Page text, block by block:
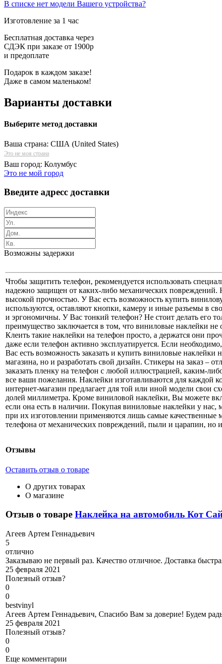
В списке нет модели Вашего устройства?
Изготовление за 1 час
Бесплатная доставка через
СДЭК при заказе от 1900р
и предоплате
Подарок в каждом заказе!
Даже в самом маленьком!
Варианты доставки
Выберите метод доставки
Ваша страна: США (United States)
Это не моя страна
Ваш город: Колумбус
Это не мой город
Введите адресс доставки
Возможны задержки
Чтобы защитить телефон, рекомендуется использовать
надежно защищен от каких-либо механических повреждений.
высокой прочностью. У Вас есть возможность купить
используются, оставляют кнопки, камеру и иные разъемы в
и эргономичны. У Вас тонкий телефон? Не стоит делать его
преимущество заключается в том, что виниловые наклейки
Клеить такие наклейки на телефон просто, а держатся они
даже если телефон активно эксплуатируется. Если
Вас есть возможность заказать и купить виниловые
магазина, но и разработать свой дизайн. Стикеры на заказ –
заказать пленку на телефон с любой иллюстрацией, каким-
все ваши пожелания. Наклейки изготавливаются для каждой
интернет-магазин предлагает для той или иной модели свои
долей миллиметра. Кроме виниловой наклейки, Вы можете
если она есть в наличии. Покупая виниловые наклейки у нас,
при их изготовлении применяются лишь самые качественные
телефона от механических повреждений, пыли и царапин, но
Отзывы
Оставить отзыв о товаре
О других товарах
О магазине
Отзыв о товаре Наклейка на автомобиль Кот
Агеев Артем Геннадьевич
5
отлично
Заказываю не первый раз. Качество отличное. Доставка
25 февраля 2021
Полезный отзыв?
0
0
bestvinyl
Агеев Артем Геннадьевич, Спасибо Вам за доверие! Будем
25 февраля 2021
Полезный отзыв?
0
0
Еще комментарии